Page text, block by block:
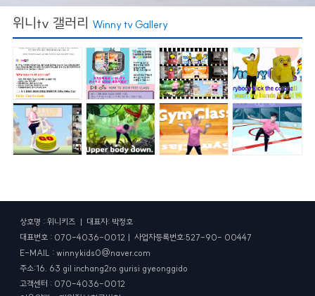
위니tv 갤러리 Winny tv Gallery
상호명 : 위니키즈 ㅣ 대표자: 박정호
대표번호 : 070-4036-0012ㅣ 사업자등록번호:527-90- 00447
E-MAIL : winnykids0@naver.com
주소:16. 63 gil inchang2ro gurisi gyeonggido
고객센터 : 070-4036-0012